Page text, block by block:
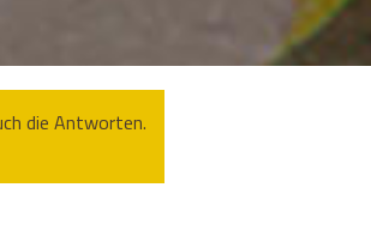
die Antworten.